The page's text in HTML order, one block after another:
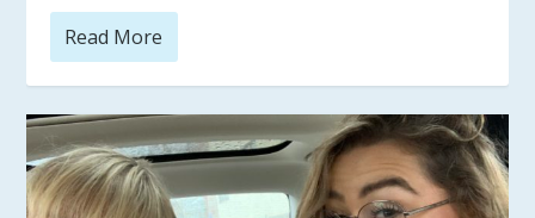
Read More